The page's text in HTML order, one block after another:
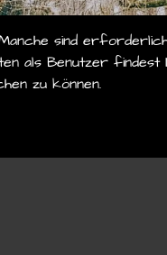
sind
als Benutzer
zu können.